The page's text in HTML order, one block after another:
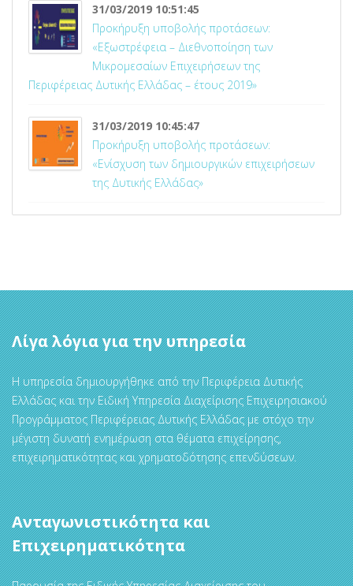
31/03/2019 10:51:45
Προκήρυξη υποβολής προτάσεων:
«Εξωστρέφεια – Διεθνοποίηση των
Μικρομεσαίων Επιχειρήσεων της
Περιφέρειας Δυτικής Ελλάδας – έτους 2019»
31/03/2019 10:45:47
Προκήρυξη υποβολής προτάσεων:
«Ενίσχυση των δημιουργικών επιχειρήσεων
της Δυτικής Ελλάδας»
Λίγα λόγια για την υπηρεσία
Η υπηρεσία δημιουργήθηκε από την Περιφέρεια Δυτικής
Ελλάδας και την Ειδική Υπηρεσία Διαχείρισης Επιχειρησιακού
Προγράμματος Περιφέρειας Δυτικής Ελλάδας με στόχο την
μέγιστη δυνατή ενημέρωση στα θέματα επιχείρησης,
επιχειρηματικότητας και χρηματοδότησης επενδύσεων.
Ανταγωνιστικότητα και
Επιχειρηματικότητα